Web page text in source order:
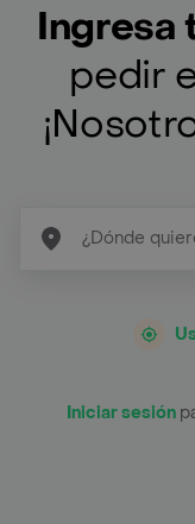
Ingresa
pedir
Iniciar sesión